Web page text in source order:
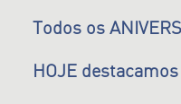
Todos os
HOJE